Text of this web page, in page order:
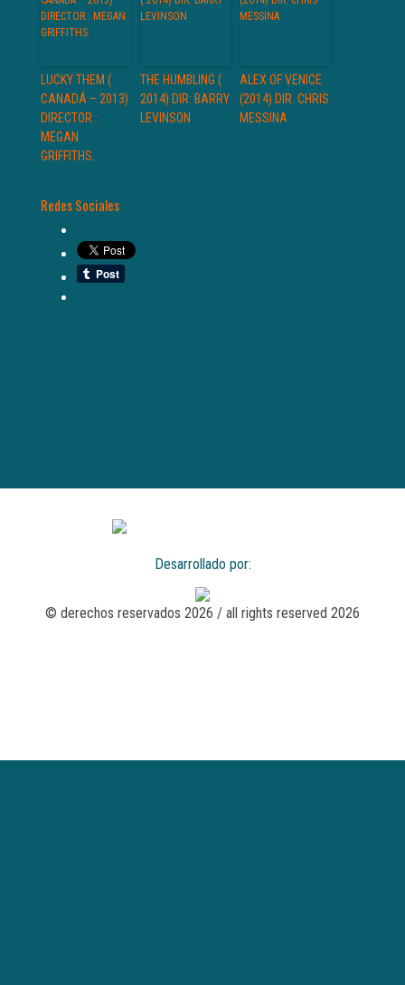
LUCKY THEM (
CANADÁ – 2013)
DIRECTOR :
MEGAN
GRIFFITHS.
THE HUMBLING (
2014) DIR: BARRY
LEVINSON
ALEX OF VENICE
(2014) DIR. CHRIS
MESSINA
Redes Sociales
Desarrollado por:
© derechos reservados 2026 / all rights reserved 2026